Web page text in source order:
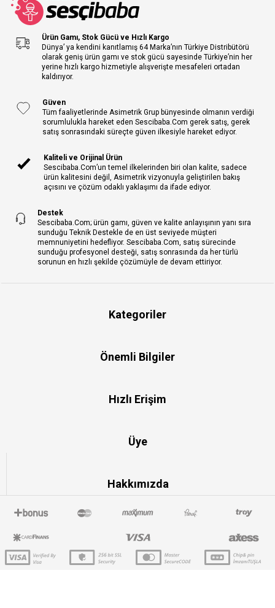
Ürün Gamı, Stok Gücü ve Hızlı Kargo
Dünya’ ya kendini kanıtlamış 64 Marka’nın Türkiye Distribütörü
olarak geniş ürün gamı ve stok gücü sayesinde Türkiye’nin her
yerine hızlı kargo hizmetiyle alışverişte mesafeleri ortadan
kaldırıyor.
Güven
Tüm faaliyetlerinde Asimetrik Grup bünyesinde olmanın verdiği
sorumlulukla hareket eden Sescibaba.Com gerek satış, gerek
satış sonrasındaki süreçte güven ilkesiyle hareket ediyor.
Kaliteli ve Orijinal Ürün
Sescibaba.Com’un temel ilkelerinden biri olan kalite, sadece
ürün kalitesini değil, Asimetrik vizyonuyla geliştirilen bakış
açısını ve çözüm odaklı yaklaşımı da ifade ediyor.
Destek
Sescibaba.Com; ürün gamı, güven ve kalite anlayışının yanı sıra
sunduğu Teknik Destekle de en üst seviyede müşteri
memnuniyetini hedefliyor. Sescibaba.Com, satış sürecinde
sunduğu profesyonel desteği, satış sonrasında da her türlü
sorunun en hızlı şekilde çözümüyle de devam ettiriyor.
Kategoriler
Önemli Bilgiler
Hızlı Erişim
Üye
Hakkımızda